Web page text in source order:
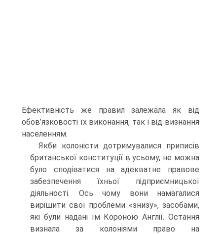
Ефективність же правил залежала як від
обов’язковості їх виконання, так і від визнання
населенням.
Якби колоністи дотримувалися приписів
британської конституції в усьому, не можна
було сподіватися на адекватне правове
забезпечення їхньої підприємницької
діяльності. Ось чому вони намагалися
вирішити свої проблеми «знизу», засобами,
які були надані їм Короною Англії. Остання
визнала за колоніями право на